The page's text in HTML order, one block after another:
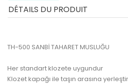
DÉTAILS DU PRODUIT
TH-500 SANBİ TAHARET MUSLUĞU
Her standart klozete uygundur
Klozet kapağı ile taşın arasına